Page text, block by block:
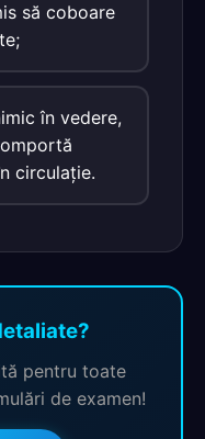
să coboare
în vedere,
circulaţie.
pentru toate
de examen!